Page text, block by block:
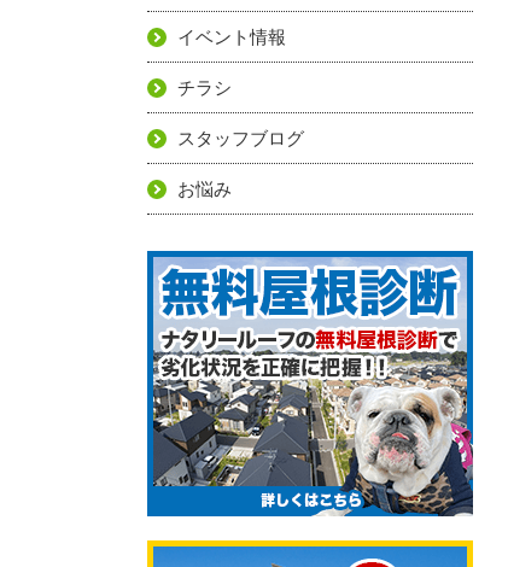
イベント情報
チラシ
スタッフブログ
お悩み